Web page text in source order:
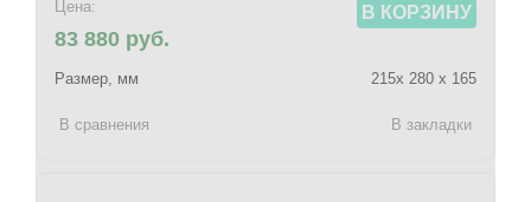
Цена:
83 880 руб.
В КОРЗИНУ
Размер, мм 215х 280 х 165
В сравнения В закладки